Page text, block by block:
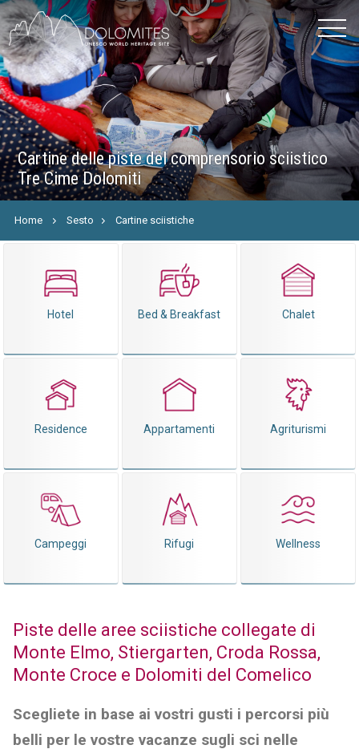
Cartine delle piste del comprensorio sciistico
Tre Cime Dolomiti
Home Sesto Cartine sciistiche
Hotel Bed & Breakfast Chalet
Residence Appartamenti Agriturismi
Campeggi Rifugi Wellness
Piste delle aree sciistiche collegate di
Monte Elmo, Stiergarten, Croda Rossa,
Monte Croce e Dolomiti del Comelico
Scegliete in base ai vostri gusti i percorsi più
belli per le vostre vacanze sugli sci nelle